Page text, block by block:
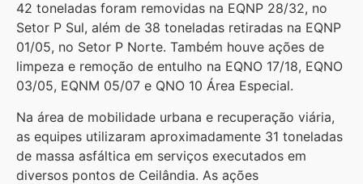
42 toneladas foram removidas na EQNP 28/32, no
Setor P Sul, além de 38 toneladas retiradas na EQNP
01/05, no Setor P Norte. Também houve ações de
limpeza e remoção de entulho na EQNO 17/18, EQNO
03/05, EQNM 05/07 e QNO 10 Área Especial.
Na área de mobilidade urbana e recuperação viária,
as equipes utilizaram aproximadamente 31 toneladas
de massa asfáltica em serviços executados em
diversos pontos de Ceilândia. As ações